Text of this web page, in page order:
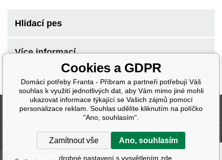
Hlidací pes
Více informací
Fakturační údaje
Další informace
Cookies a GDPR
Domácí potřeby Franta - Příbram a partneři potřebují Váš
souhlas k využití jednotlivých dat, aby Vám mimo jiné mohli
ukazovat informace týkající se Vašich zájmů pomocí
personalizace reklam. Souhlas udělíte kliknutím na políčko
"Ano, souhlasím".
Zamítnout vše Ano, souhlasím
Podrobné nastavení s vysvětlením zde